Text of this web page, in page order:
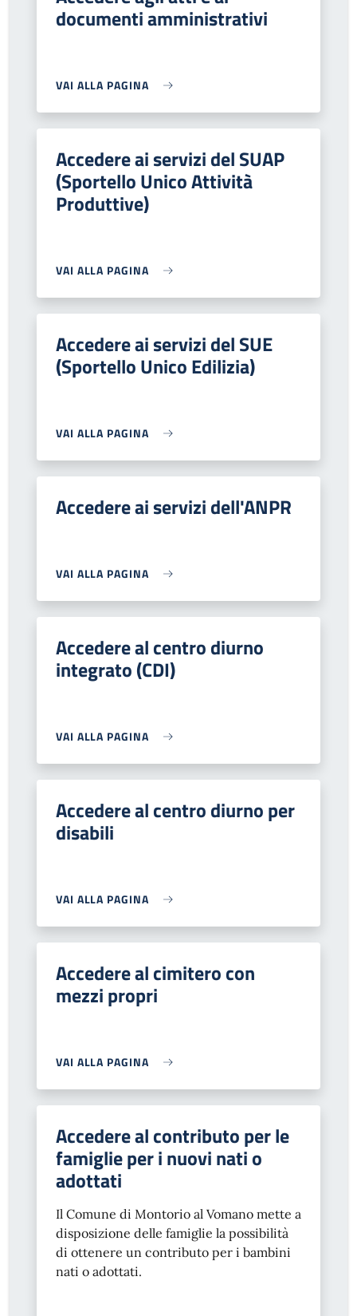
documenti amministrativi
VAI ALLA PAGINA
Accedere ai servizi del SUAP
(Sportello Unico Attività
Produttive)
VAI ALLA PAGINA
Accedere ai servizi del SUE
(Sportello Unico Edilizia)
VAI ALLA PAGINA
Accedere ai servizi dell'ANPR
VAI ALLA PAGINA
Accedere al centro diurno
integrato (CDI)
VAI ALLA PAGINA
Accedere al centro diurno per
disabili
VAI ALLA PAGINA
Accedere al cimitero con
mezzi propri
VAI ALLA PAGINA
Accedere al contributo per le
famiglie per i nuovi nati o
adottati
Il Comune di Montorio al Vomano mette a
disposizione delle famiglie la possibilità
di ottenere un contributo per i bambini
nati o adottati.